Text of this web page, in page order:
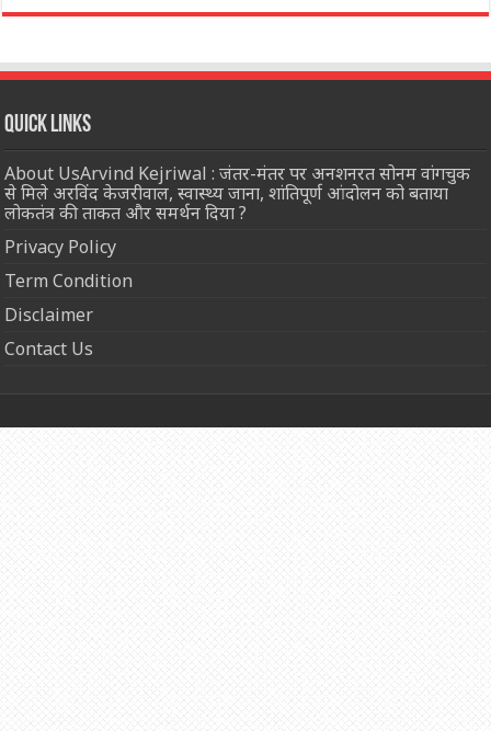
Quick Links
About UsArvind Kejriwal : जंतर-मंतर पर अनशनरत सोनम वांगचुक
से मिले अरविंद केजरीवाल, स्वास्थ्य जाना, शांतिपूर्ण आंदोलन को बताया
लोकतंत्र की ताकत और समर्थन दिया ?
Privacy Policy
Term Condition
Disclaimer
Contact Us